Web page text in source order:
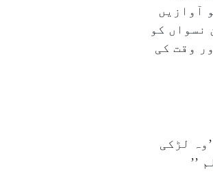
آوازیں
نسواں کو
وقت کی
لڑکی
’’